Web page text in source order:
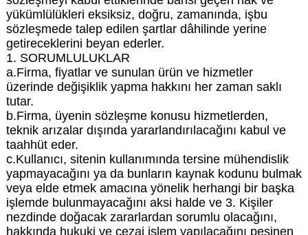
yükümlülükleri eksiksiz, doğru, zamanında, işbu
sözleşmede talep edilen şartlar dâhilinde yerine
getireceklerini beyan ederler.
1. SORUMLULUKLAR
a.Firma, fiyatlar ve sunulan ürün ve hizmetler
üzerinde değişiklik yapma hakkını her zaman saklı
tutar.
b.Firma, üyenin sözleşme konusu hizmetlerden,
teknik arızalar dışında yararlandırılacağını kabul ve
taahhüt eder.
c.Kullanıcı, sitenin kullanımında tersine mühendislik
yapmayacağını ya da bunların kaynak kodunu bulmak
veya elde etmek amacına yönelik herhangi bir başka
işlemde bulunmayacağını aksi halde ve 3. Kişiler
nezdinde doğacak zararlardan sorumlu olacağını,
hakkında hukuki ve cezai işlem yapılacağını peşinen